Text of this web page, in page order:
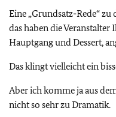
Eine „Grundsatz-Rede“
das haben die
Hauptgang und Dessert,
Das klingt vielleicht ein
Aber ich komme ja aus
nicht so sehr zu Dramatik.